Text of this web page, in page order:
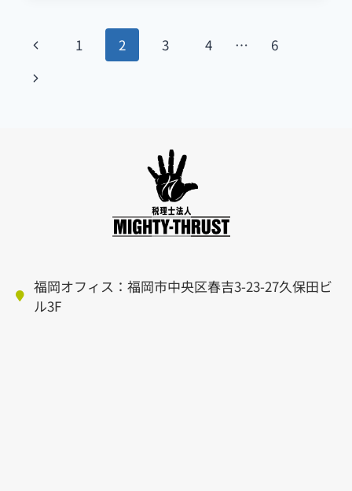
1 2 3 4 … 6
福岡オフィス：福岡市中央区春吉3-23-27久保田ビ
ル3F